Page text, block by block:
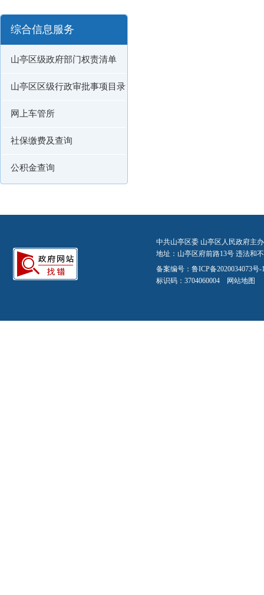
综合信息服务
山亭区级政府部门权责清单
山亭区区级行政审批事项目录
网上车管所
社保缴费及查询
公积金查询
中共山亭区委 山亭区人民政府主
地址：山亭区府前路13号 违法和
备案编号： 鲁ICP备2020034073号-
标识码：3704060004 网站地图